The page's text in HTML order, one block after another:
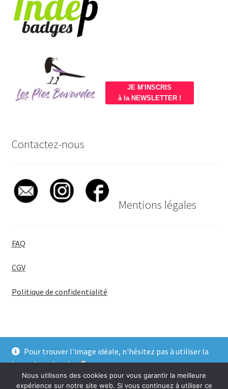
Pour trouver l'image idéale, n'hésitez pas à utiliser la
barre de recherche
Ignorer
JE M'INSCRIS
à la NEWSLETTER !
Contactez-nous
Mentions légales
FAQ
CGV
Politique de confidentialité
© BadgeGirl® 2026
Nous utilisons des cookies pour vous garantir la meilleure
expérience sur notre site web. Si vous continuez à utiliser ce